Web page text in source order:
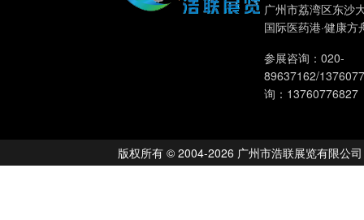
广州市荔湾区东沙
国际医药港·健康方
参展咨询：020-
89637162/
询：13760776827
版权所有 © 2004-2026 广州市浩联展览有限公